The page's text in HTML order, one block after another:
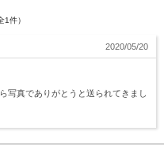
件）
2020/05/20
写真でありがとうと送られてきまし